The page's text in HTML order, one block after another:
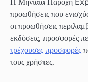
προωθήσεις που
οι προωθήσεις
εκδόσεις, προσφορές
τρέχουσες προσφορές
τους χρήστες.